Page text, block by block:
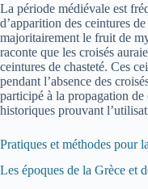
La période médiévale est
d’apparition des ceintures
majoritairement le fruit de
raconte que les croisés
ceintures de chasteté. Ces
pendant l’absence des
participé à la propagation
historiques prouvant
Pratiques et méthodes pour
Les époques de la Grèce et